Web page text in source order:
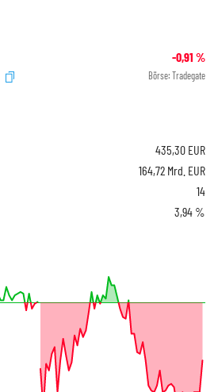
-0,91 %
Börse: Tradegate
435,30 EUR
164,72 Mrd. EUR
14
3,94 %